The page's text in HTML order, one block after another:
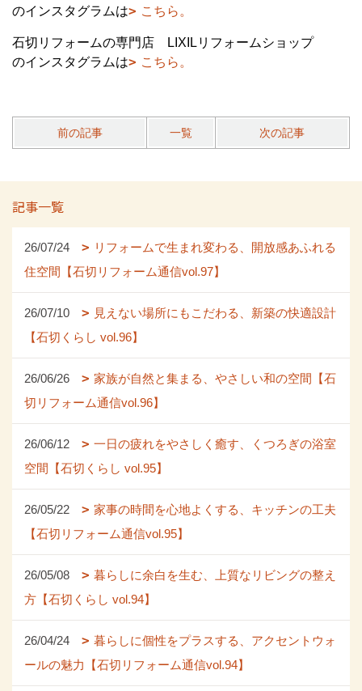
のインスタグラムは
こちら。
石切リフォームの専門店 LIXILリフォームショップ
のインスタグラムは
こちら。
前の記事 一覧 次の記事
記事一覧
26/07/24
リフォームで生まれ変わる、開放感あふれる
住空間【石切リフォーム通信vol.97】
26/07/10
見えない場所にもこだわる、新築の快適設計
【石切くらし vol.96】
26/06/26
家族が自然と集まる、やさしい和の空間【石
切リフォーム通信vol.96】
26/06/12
一日の疲れをやさしく癒す、くつろぎの浴室
空間【石切くらし vol.95】
26/05/22
家事の時間を心地よくする、キッチンの工夫
【石切リフォーム通信vol.95】
26/05/08
暮らしに余白を生む、上質なリビングの整え
方【石切くらし vol.94】
26/04/24
暮らしに個性をプラスする、アクセントウォ
ールの魅力【石切リフォーム通信vol.94】